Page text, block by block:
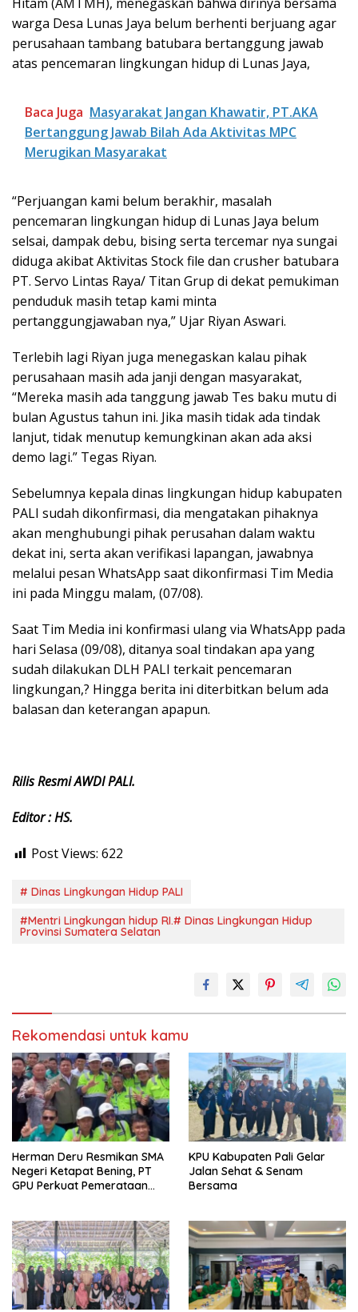
warga Desa Lunas Jaya belum berhenti berjuang agar
perusahaan tambang batubara bertanggung jawab
atas pencemaran lingkungan hidup di Lunas Jaya,
Baca Juga Masyarakat Jangan Khawatir, PT.AKA
Bertanggung Jawab Bilah Ada Aktivitas MPC
Merugikan Masyarakat
“Perjuangan kami belum berakhir, masalah
pencemaran lingkungan hidup di Lunas Jaya belum
selsai, dampak debu, bising serta tercemar nya sungai
diduga akibat Aktivitas Stock file dan crusher batubara
PT. Servo Lintas Raya/ Titan Grup di dekat pemukiman
penduduk masih tetap kami minta
pertanggungjawaban nya,” Ujar Riyan Aswari.
Terlebih lagi Riyan juga menegaskan kalau pihak
perusahaan masih ada janji dengan masyarakat,
“Mereka masih ada tanggung jawab Tes baku mutu di
bulan Agustus tahun ini. Jika masih tidak ada tindak
lanjut, tidak menutup kemungkinan akan ada aksi
demo lagi.” Tegas Riyan.
Sebelumnya kepala dinas lingkungan hidup kabupaten
PALI sudah dikonfirmasi, dia mengatakan pihaknya
akan menghubungi pihak perusahan dalam waktu
dekat ini, serta akan verifikasi lapangan, jawabnya
melalui pesan WhatsApp saat dikonfirmasi Tim Media
ini pada Minggu malam, (07/08).
Saat Tim Media ini konfirmasi ulang via WhatsApp pada
hari Selasa (09/08), ditanya soal tindakan apa yang
sudah dilakukan DLH PALI terkait pencemaran
lingkungan,? Hingga berita ini diterbitkan belum ada
balasan dan keterangan apapun.
Rilis Resmi AWDI PALI.
Editor : HS.
Post Views: 622
# Dinas Lingkungan Hidup PALI
#Mentri Lingkungan hidup RI.# Dinas Lingkungan Hidup
Provinsi Sumatera Selatan
Rekomendasi untuk kamu
Herman Deru Resmikan SMA
Negeri Ketapat Bening, PT
GPU Perkuat Pemerataan
KPU Kabupaten Pali Gelar
Jalan Sehat & Senam
Bersama